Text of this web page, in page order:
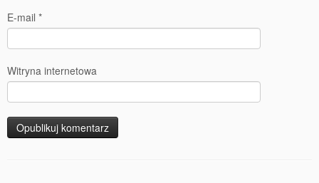
E-mail *
Witryna internetowa